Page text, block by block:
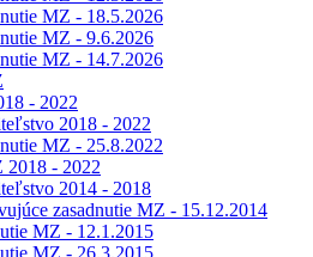
MZ - 18.5.2026
MZ - 9.6.2026
MZ - 14.7.2026
- 2022
2018 - 2022
MZ - 25.8.2022
- 2022
2014 - 2018
zasadnutie MZ - 15.12.2014
MZ - 12.1.2015
MZ - 26.3.2015